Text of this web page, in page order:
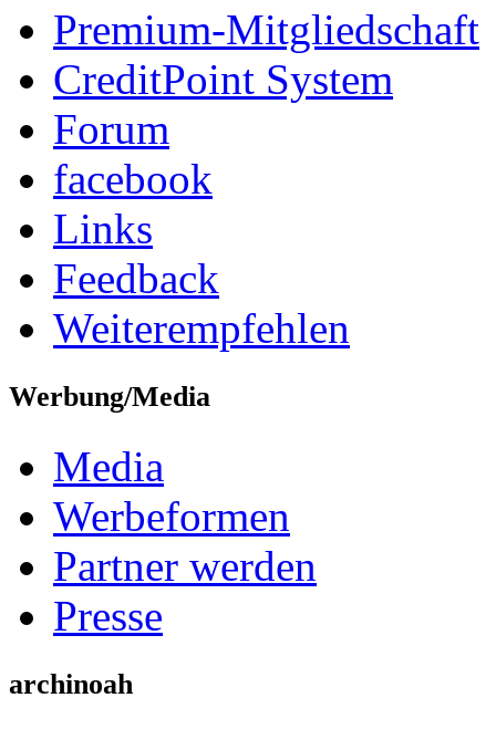
Premium-Mitgliedschaft
CreditPoint System
Forum
facebook
Links
Feedback
Weiterempfehlen
Werbung/Media
Media
Werbeformen
Partner werden
Presse
archinoah